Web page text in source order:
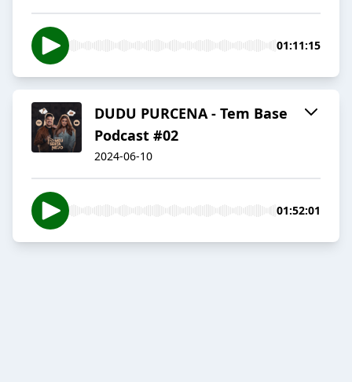
01:11:15
DUDU PURCENA - Tem Base
Podcast #02
2024-06-10
01:52:01